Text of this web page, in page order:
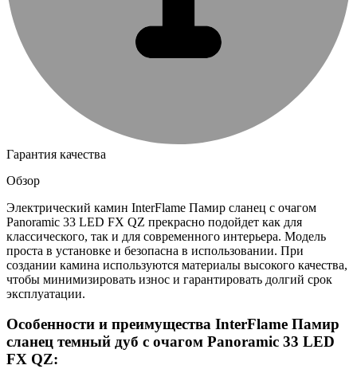
Гарантия качества
Обзор
Электрический камин InterFlame Памир сланец с очагом
Panoramic 33 LED FX QZ прекрасно подойдет как для
классического, так и для современного интерьера. Модель
проста в установке и безопасна в использовании. При
создании камина используются материалы высокого качества,
чтобы минимизировать износ и гарантировать долгий срок
эксплуатации.
Особенности и преимущества InterFlame Памир
сланец темный дуб с очагом Panoramic 33 LED
FX QZ: